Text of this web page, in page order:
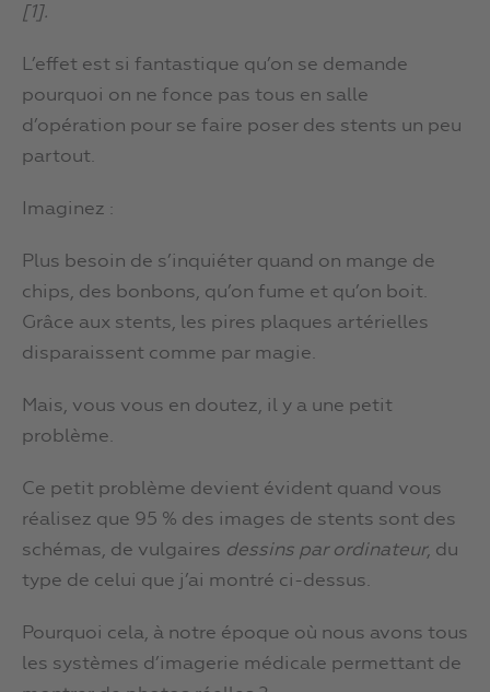
[1].
L’effet est si fantastique qu’on se demande
pourquoi on ne fonce pas tous en salle
d’opération pour se faire poser des stents un peu
partout.
Imaginez :
Plus besoin de s’inquiéter quand on mange de
chips, des bonbons, qu’on fume et qu’on boit.
Grâce aux stents, les pires plaques artérielles
disparaissent comme par magie.
Mais, vous vous en doutez, il y a une petit
problème.
Ce petit problème devient évident quand vous
réalisez que 95 % des images de stents sont des
schémas, de vulgaires dessins par ordinateur, du
type de celui que j’ai montré ci-dessus.
Pourquoi cela, à notre époque où nous avons tous
les systèmes d’imagerie médicale permettant de